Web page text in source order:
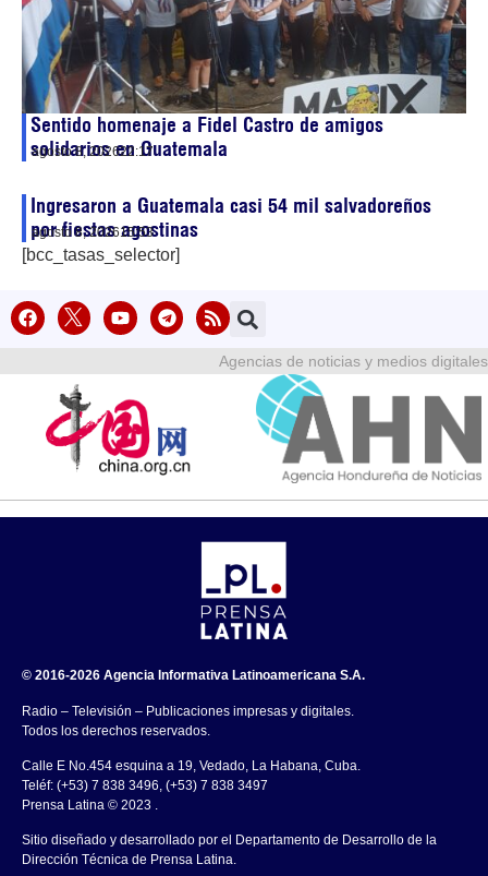
Sentido homenaje a Fidel Castro de amigos
solidarios en Guatemala
agosto 8, 202622:17
Ingresaron a Guatemala casi 54 mil salvadoreños
por fiestas agostinas
agosto 8, 202615:53
[bcc_tasas_selector]
Agencias de noticias y medios digitales
© 2016-2026 Agencia Informativa Latinoamericana S.A.
Radio – Televisión – Publicaciones impresas y digitales.
Todos los derechos reservados.
Calle E No.454 esquina a 19, Vedado, La Habana, Cuba.
Teléf: (+53) 7 838 3496, (+53) 7 838 3497
Prensa Latina © 2023 .
Sitio diseñado y desarrollado por el Departamento de Desarrollo de la
Dirección Técnica de Prensa Latina.